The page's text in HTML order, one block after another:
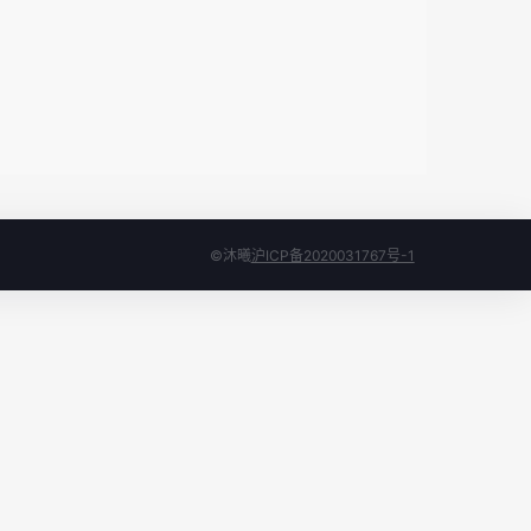
©沐曦沪ICP备2020031767号-1